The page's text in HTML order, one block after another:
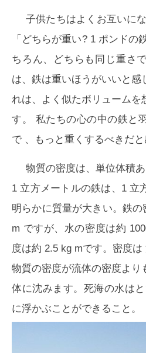
子供たちはよくお互いに
「 どちらが重い? 1 ポンドの
ちろん、どちらも同じ重さ
は、鉄は重いほうがいいと感
れは、よく似たボリューム を
す。 私たちの心の中の鉄と
で 、もっと重くするべきだ
物質の密度は、 単位体積
1 立方メートルの鉄は、1 立
明らかに質量が大きい。鉄
m ですが、水の密度は約
度は約 2.5 kg mです。密度は
物質の密度が流体の密度より
体に沈みます。死海の水はと
に浮かぶことができること。